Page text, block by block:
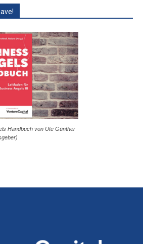
Handbuch von Ute Günther